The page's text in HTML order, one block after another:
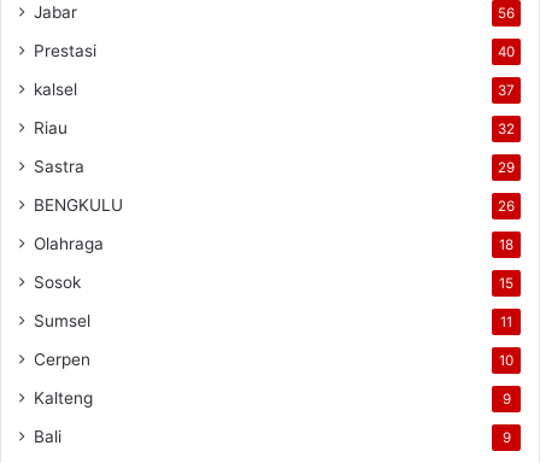
Jabar 56
Prestasi 40
kalsel 37
Riau 32
Sastra 29
BENGKULU 26
Olahraga 18
Sosok 15
Sumsel 11
Cerpen 10
Kalteng 9
Bali 9